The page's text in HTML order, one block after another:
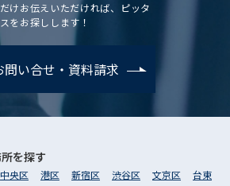
けお伝えいただければ、ピッタ
をお探しします！
問い合せ・資料請求
を探す
中央区 港区 新宿区 渋谷区 文京区
台東